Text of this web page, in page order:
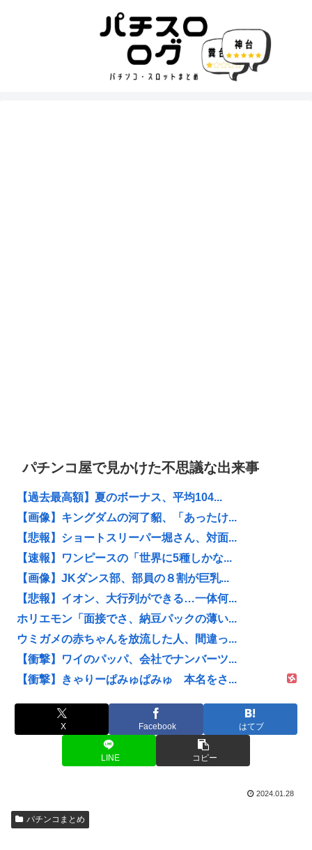
パチンコ屋で見かけた不思議な出来事
【過去最高額】夏のボーナス、平均104...
【画像】キングダムの河了貂、「あったけ...
【悲報】ショートスリーパー堀さん、対面...
【速報】ワンピースの「世界に5種しかな...
【画像】JKダンス部、部員の８割が巨乳...
【悲報】イオン、大行列ができる…一体何...
ホリエモン「面接でさ、納豆パックの薄い...
ウミガメの赤ちゃんを放流した人、間違っ...
【衝撃】ワイのパッパ、会社でナンバーツ...
【衝撃】きゃりーぱみゅぱみゅ 本名をさ...
X Facebook はてブ
LINE コピー
2024.01.28
パチンコまとめ